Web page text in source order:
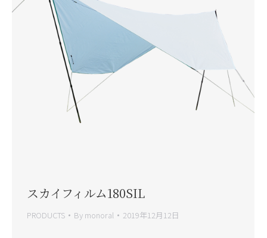
スカイフィルム180SIL
PRODUCTS By monoral 2019年12月12日